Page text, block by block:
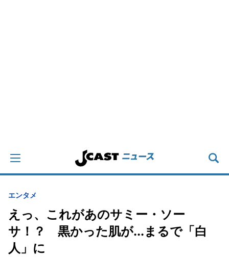
エンタメ
えっ、これがあのサミー・ソー
サ！？ 黒かった肌が...まるで「白
人」に